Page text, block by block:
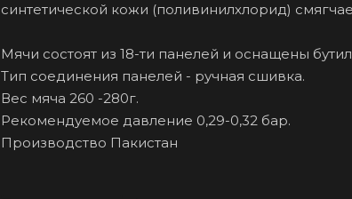
синтетической кожи (поливинилхлорид)
Мячи состоят из 18-ти панелей и оснащены
Тип соединения панелей - ручная сшивка.
Вес мяча 260 -280г.
Рекомендуемое давление 0,29-0,32 бар.
Производство Пакистан